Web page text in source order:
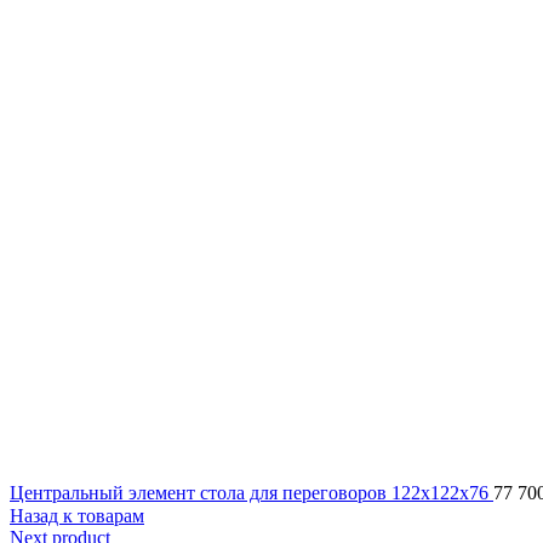
Центральный элемент стола для переговоров 122x122x76 77
Назад к товарам
Next product